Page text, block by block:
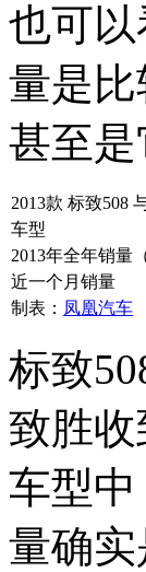
也可
量是
甚至
2013款 标致508
车型
2013年全年销量
近一个月销量
制表： 凤凰汽车
标致
致胜
车型
量确实